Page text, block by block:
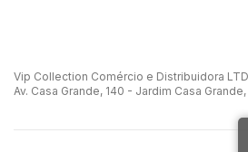
Vip Collection Comércio e Distribuidora
Av. Casa Grande, 140 - Jardim Casa